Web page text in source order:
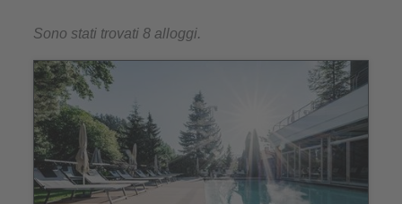
Sono stati trovati 8 alloggi.